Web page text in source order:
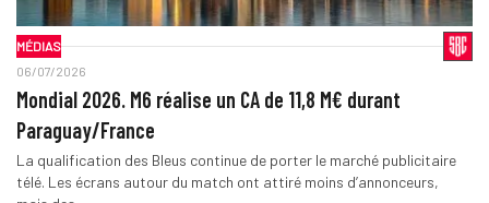
MÉDIAS
06/07/2026
Mondial 2026. M6 réalise un CA de 11,8 M€ durant
Paraguay/France
La qualification des Bleus continue de porter le marché publicitaire
télé. Les écrans autour du match ont attiré moins d’annonceurs,